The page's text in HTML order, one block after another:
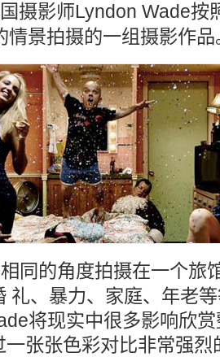
摄影师Lyndon Wade按
情景拍摄的一组摄影作品
同的角度拍摄在一个旅
礼、暴力、家庭、年老
将现实中很多影响欣
一张张色彩对比非常强